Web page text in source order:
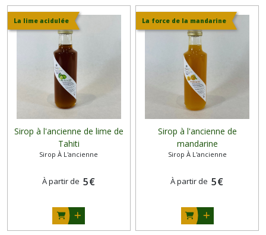
La lime acidulée
Sirop à l'ancienne de lime de
Tahiti
Sirop À L'ancienne
À partir de 5€
La force de la mandarine
Sirop à l'ancienne de
mandarine
Sirop À L'ancienne
À partir de 5€